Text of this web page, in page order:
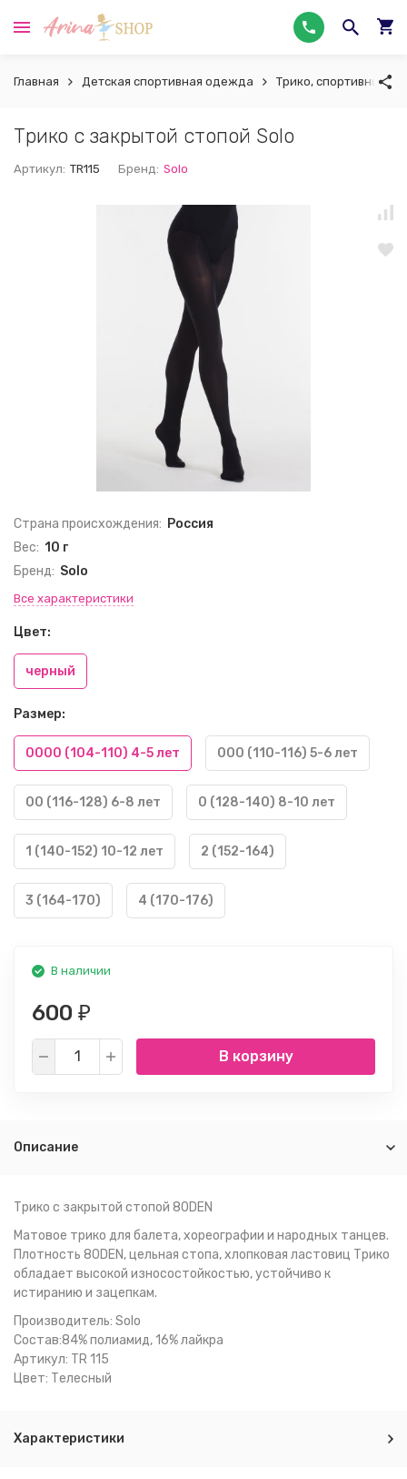
Главная Детская спортивная одежда Трико, спортивные
Трико с закрытой стопой Solo
Артикул: TR115 Бренд: Solo
Страна происхождения: Россия
Вес: 10 г
Бренд: Solo
Все характеристики
Цвет:
черный
Размер:
0000 (104-110) 4-5 лет 000 (110-116) 5-6 лет
00 (116-128) 6-8 лет 0 (128-140) 8-10 лет
1 (140-152) 10-12 лет 2 (152-164)
3 (164-170) 4 (170-176)
В наличии
600 ₽
В корзину
Описание
Трико с закрытой стопой 80DEN
Матовое трико для балета, хореографии и народных танцев.
Плотность 80DEN, цельная стопа, хлопковая ластовиц Трико
обладает высокой износостойкостью, устойчиво к
истиранию и зацепкам.
Производитель: Solo
Состав:84% полиамид, 16% лайкра
Артикул: TR 115
Цвет: Телесный
Характеристики